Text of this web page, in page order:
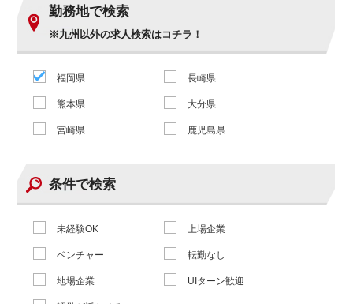
勤務地で検索
※九州以外の求人検索はコチラ！
福岡県 長崎県
熊本県 大分県
宮崎県 鹿児島県
条件で検索
未経験OK 上場企業
ベンチャー 転勤なし
地場企業 UIターン歓迎